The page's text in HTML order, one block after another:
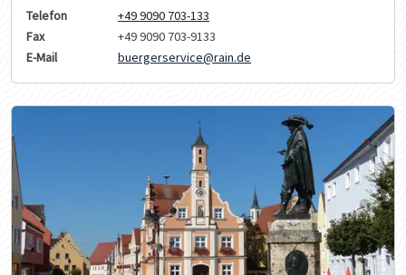
Telefon
+49 9090 703-133
Fax
+49 9090 703-9133
E-Mail
buergerservice@rain.de